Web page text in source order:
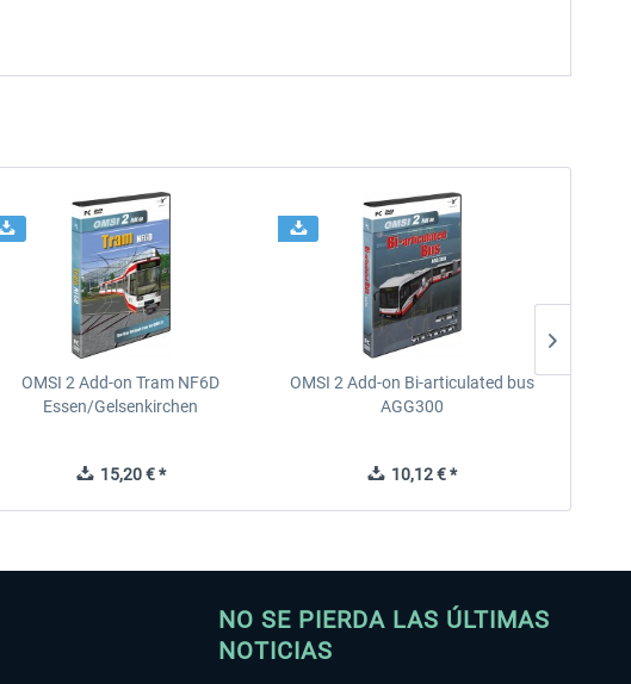
OMSI 2 Add-on Tram NF6D
Essen/Gelsenkirchen
15,20 € *
OMSI 2 Add-on Bi-articulated bus
AGG300
10,12 € *
NO SE PIERDA LAS ÚLTIMAS
NOTICIAS